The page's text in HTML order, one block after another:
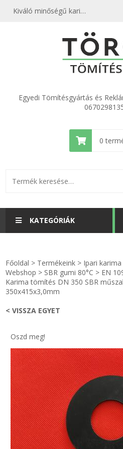
Kiváló minőségű karima tömítés DN 350 SBR műszaki gumi tömítés 350x415x3,0mm kedvező áron, egyenest a gyártótól, rendeld meg most és csatlakozz a több ezer elégedett vásárlóhoz.
Egyedi Tömítésgyártás és
0
KATEGÓRIÁK
KULCSTARTÓ - KULCSKARIKA
IPARI KARIMA TÖMÍTÉS
GUMILEMEZ - FILC - HÓTOLÓ
Főoldal > Termékeink > Ipari
Webshop > SBR gumi 80°C > EN
Karima tömítés DN 350 SBR
350x415x3,0mm
< VISSZA EGYET
Oszd meg!